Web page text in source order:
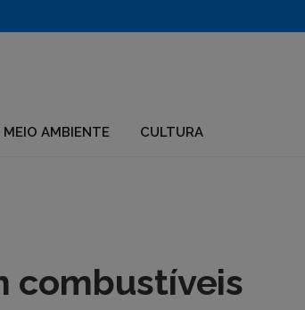
MEIO AMBIENTE CULTURA
combustíveis